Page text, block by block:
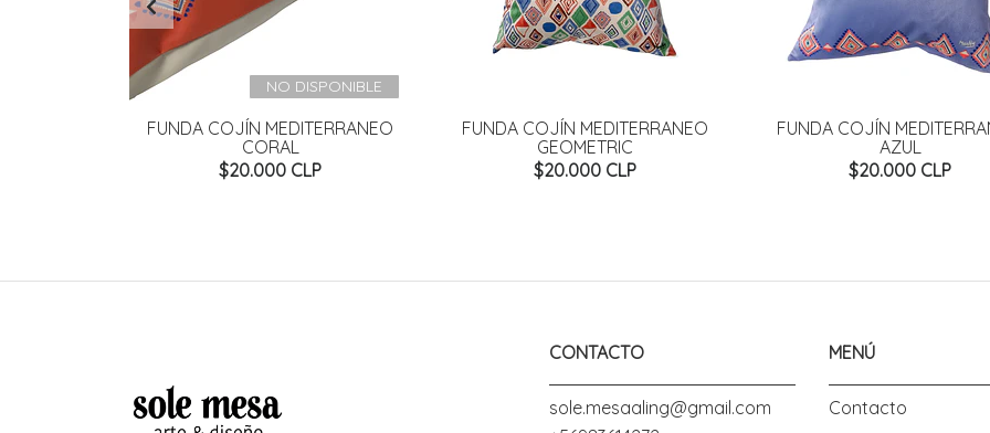
NO DISPONIBLE
FUNDA COJÍN MEDITERRANEO
CORAL
$20.000 CLP
FUNDA COJÍN MEDITERRANEO
GEOMETRIC
$20.000 CLP
FUNDA COJÍN
AZUL
$20.000 CLP
CONTACTO
sole.mesaaling@gmail.com
MENÚ
Contacto